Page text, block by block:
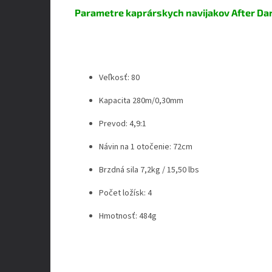
Parametre kaprárskych navijakov After
Veľkosť: 80
Kapacita 280m/0,30mm
Prevod: 4,9:1
Návin na 1 otočenie: 72cm
Brzdná sila 7,2kg / 15,50 lbs
Počet ložísk: 4
Hmotnosť: 484g